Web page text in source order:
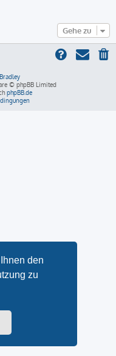
den
zu
Gehe zu
© phpBB Limited
phpBB.de